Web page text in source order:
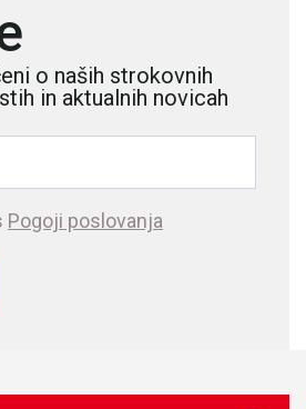
o naših strokovnih
in aktualnih novicah
Pogoji poslovanja